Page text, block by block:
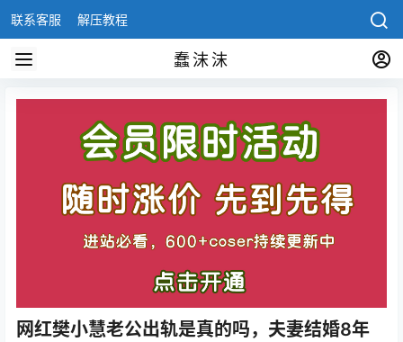
联系客服 解压教程
蠢沫沫
网红樊小慧老公出轨是真的吗，夫妻结婚8年